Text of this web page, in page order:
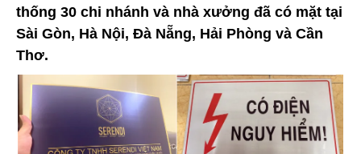
thống 30 chi nhánh và nhà xưởng đã có mặt tại
Sài Gòn, Hà Nội, Đà Nẵng, Hải Phòng và Cần
Thơ.